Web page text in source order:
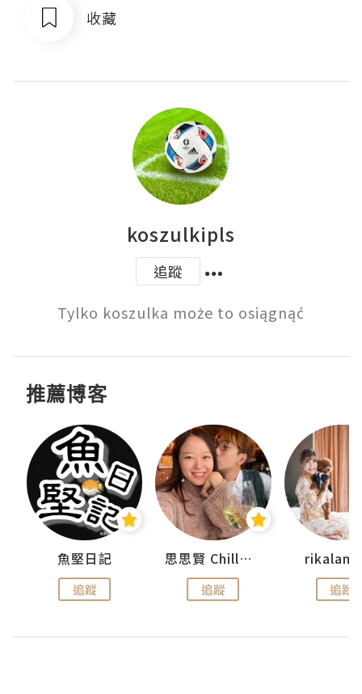
收藏
koszulkipls
追蹤
Tylko koszulka może to osiągnąć
推薦博客
魚堅日記
追蹤
思思賢 ChillMyBabe
追蹤 追蹤